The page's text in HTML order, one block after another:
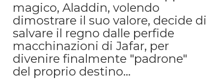
magico, Aladdin, volendo
dimostrare il suo valore, decide di
salvare il regno dalle perfide
macchinazioni di Jafar, per
divenire finalmente "padrone"
del proprio destino...